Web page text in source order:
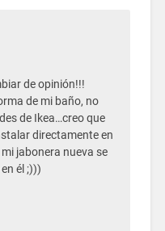
de opinión!!!
de mi baño, no
de Ikea…creo que
directamente en
jabonera nueva se
él ;)))